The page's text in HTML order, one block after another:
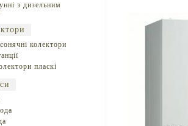
з дизельним
колектори
пласкі